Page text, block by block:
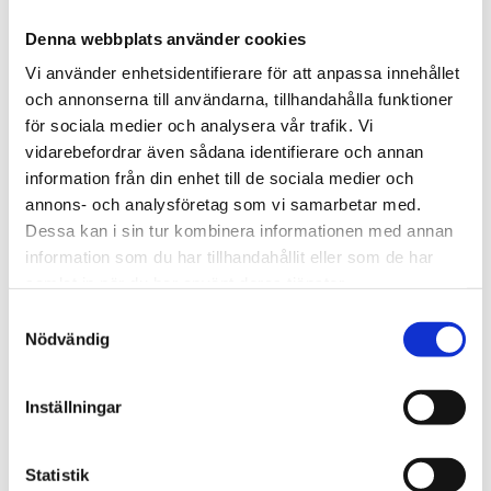
Denna webbplats använder cookies
Vi använder enhetsidentifierare för att anpassa innehållet
och annonserna till användarna, tillhandahålla funktioner
för sociala medier och analysera vår trafik. Vi
vidarebefordrar även sådana identifierare och annan
information från din enhet till de sociala medier och
annons- och analysföretag som vi samarbetar med.
Dessa kan i sin tur kombinera informationen med annan
information som du har tillhandahållit eller som de har
Nödvändig
Inställningar
Statistik
1 495kr
HALVA PRISET!
Lägg till i favoriter Lägg